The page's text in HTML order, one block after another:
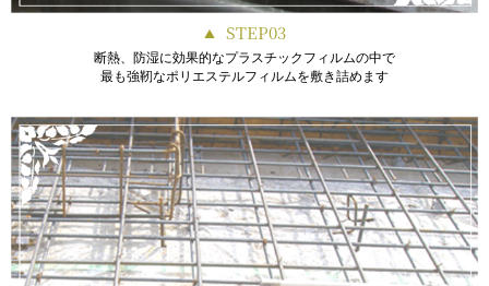
STEP03
断熱、防湿に効果的なプラスチックフィルムの中で
最も強靭なポリエステルフィルムを敷き詰めます